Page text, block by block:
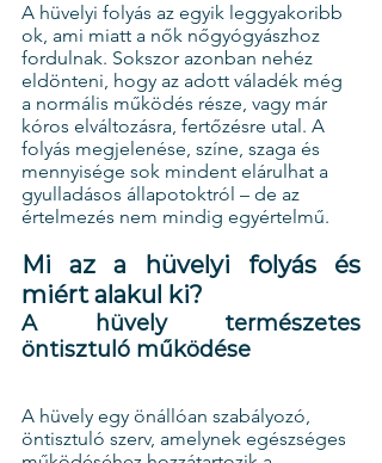
A hüvelyi folyás az egyik leggyakoribb
ok, ami miatt a nők nőgyógyászhoz
fordulnak. Sokszor azonban nehéz
eldönteni, hogy az adott váladék még
a normális működés része, vagy már
kóros elváltozásra, fertőzésre utal. A
folyás megjelenése, színe, szaga és
mennyisége sok mindent elárulhat a
gyulladásos állapotoktról – de az
értelmezés nem mindig egyértelmű.
Mi az a hüvelyi folyás és
miért alakul ki?
A hüvely természetes
öntisztuló működése
A hüvely egy önállóan szabályozó,
öntisztuló szerv, amelynek egészséges